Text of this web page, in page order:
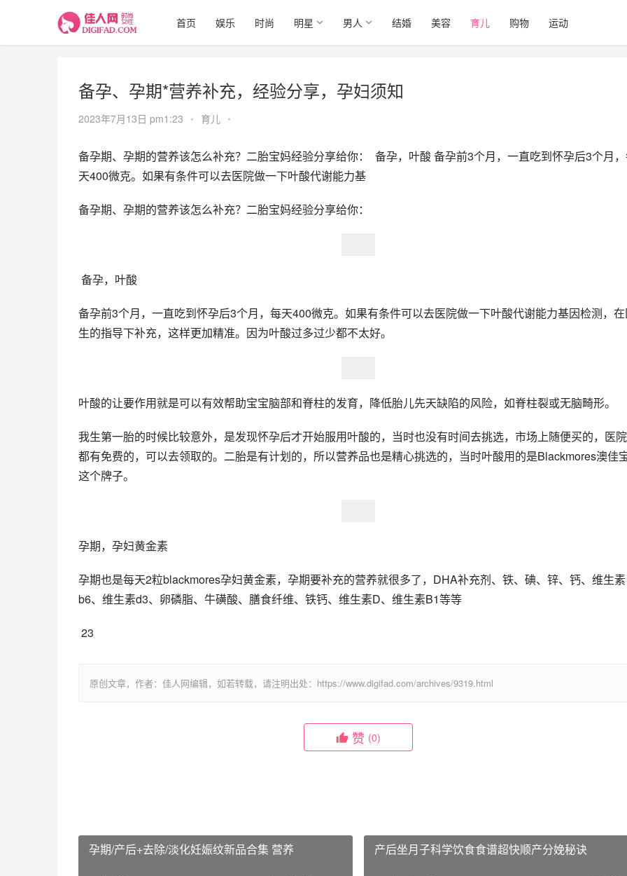
首页 娱乐 时尚 明星 男人 结婚 美容 育儿 购物 运动
备孕、孕期*营养补充，经验分享，孕妇须知
2023年7月13日 pm1:23 • 育儿 •
备孕期、孕期的营养该怎么补充？二胎宝妈经验分享给你：  备孕，叶酸 备孕前3个月，一直吃到怀孕后3个月
天400微克。如果有条件可以去医院做一下叶酸代谢能力基
备孕期、孕期的营养该怎么补充？二胎宝妈经验分享给你：
备孕，叶酸
备孕前3个月，一直吃到怀孕后3个月，每天400微克。如果有条件可以去医院做一下叶酸代谢能力基因检测，
生的指导下补充，这样更加精准。因为叶酸过多过少都不太好。
叶酸的让要作用就是可以有效帮助宝宝脑部和脊柱的发育，降低胎儿先天缺陷的风险，如脊柱裂或无脑畸形。
我生第一胎的时候比较意外，是发现怀孕后才开始服用叶酸的，当时也没有时间去挑选，市场上随便买的，医
都有免费的，可以去领取的。二胎是有计划的，所以营养品也是精心挑选的，当时叶酸用的是Blackmores澳佳
这个牌子。
孕期，孕妇黄金素
孕期也是每天2粒blackmores孕妇黄金素，孕期要补充的营养就很多了，DHA补充剂、铁、碘、锌、钙、维生素
b6、维生素d3、卵磷脂、牛磺酸、膳食纤维、铁钙、维生素D、维生素B1等等
23
原创文章，作者：佳人网编辑，如若转载，请注明出处：https://www.digifad.com/archives/9319.html
赞 (0)
孕期/产后+去除/淡化妊娠纹新品合集 营养 产后坐月子科学饮食食谱超快顺产分娩秘诀